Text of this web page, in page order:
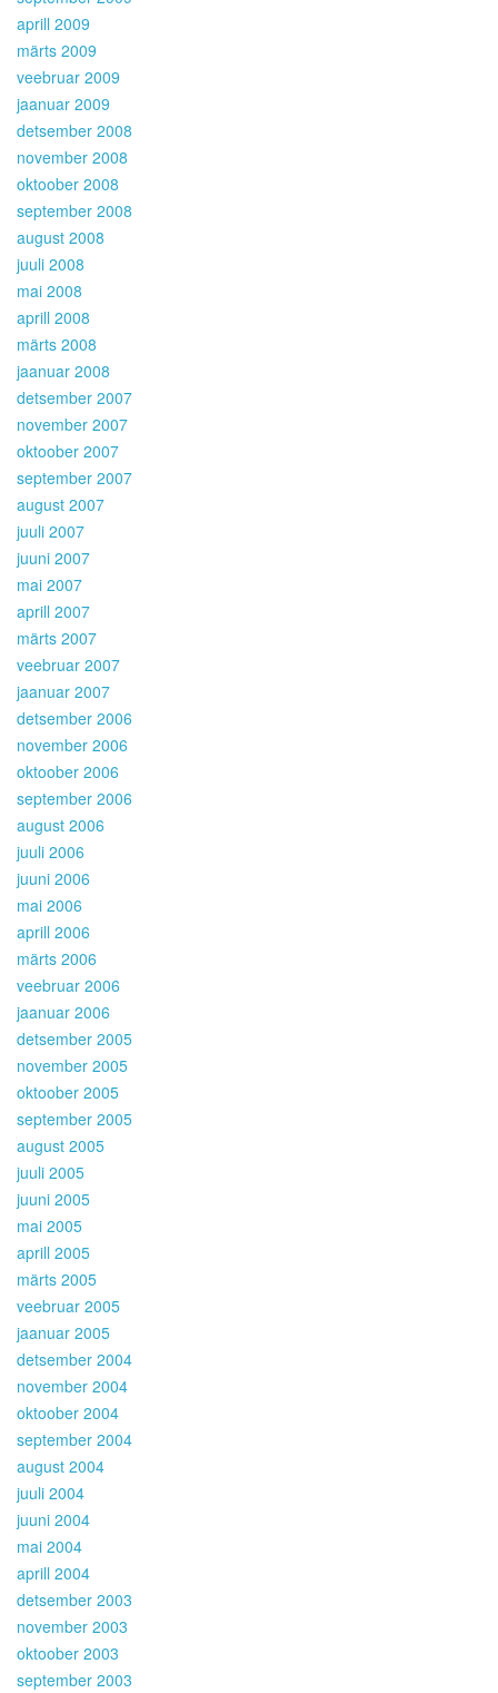
aprill 2009
märts 2009
veebruar 2009
jaanuar 2009
detsember 2008
november 2008
oktoober 2008
september 2008
august 2008
juuli 2008
mai 2008
aprill 2008
märts 2008
jaanuar 2008
detsember 2007
november 2007
oktoober 2007
september 2007
august 2007
juuli 2007
juuni 2007
mai 2007
aprill 2007
märts 2007
veebruar 2007
jaanuar 2007
detsember 2006
november 2006
oktoober 2006
september 2006
august 2006
juuli 2006
juuni 2006
mai 2006
aprill 2006
märts 2006
veebruar 2006
jaanuar 2006
detsember 2005
november 2005
oktoober 2005
september 2005
august 2005
juuli 2005
juuni 2005
mai 2005
aprill 2005
märts 2005
veebruar 2005
jaanuar 2005
detsember 2004
november 2004
oktoober 2004
september 2004
august 2004
juuli 2004
juuni 2004
mai 2004
aprill 2004
detsember 2003
november 2003
oktoober 2003
september 2003